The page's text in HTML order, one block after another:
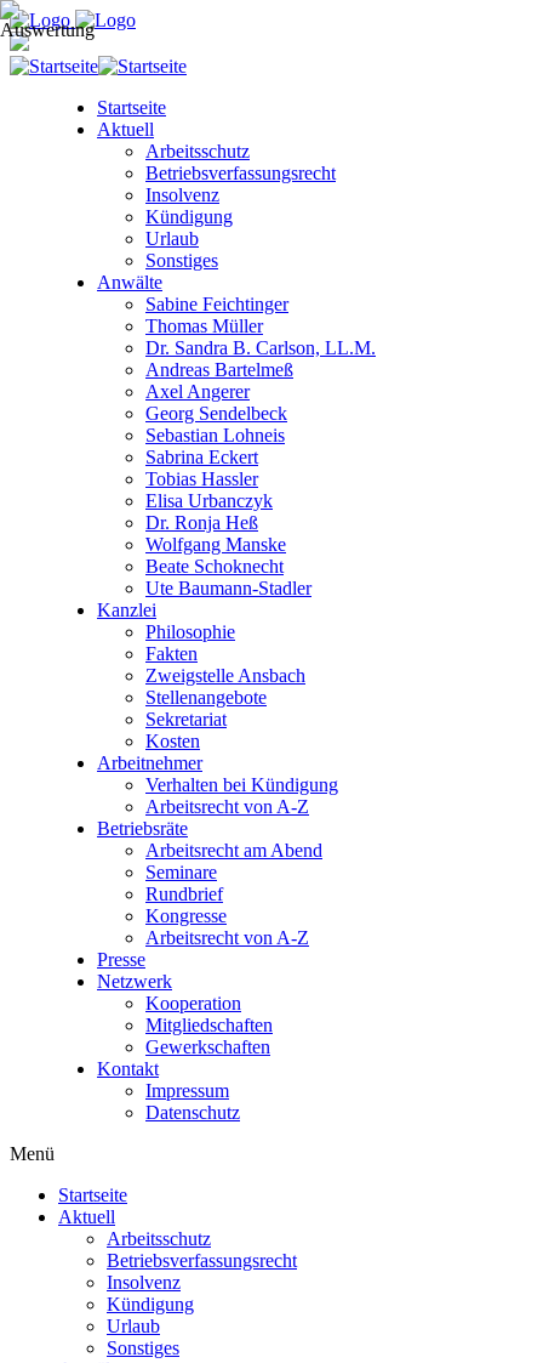
Startseite
Aktuell
Arbeitsschutz
Betriebsverfassungsrecht
Insolvenz
Kündigung
Urlaub
Sonstiges
Anwälte
Sabine Feichtinger
Thomas Müller
Dr. Sandra B. Carlson, LL.M.
Andreas Bartelmeß
Axel Angerer
Georg Sendelbeck
Sebastian Lohneis
Sabrina Eckert
Tobias Hassler
Elisa Urbanczyk
Dr. Ronja Heß
Wolfgang Manske
Beate Schoknecht
Ute Baumann-Stadler
Kanzlei
Philosophie
Fakten
Zweigstelle Ansbach
Stellenangebote
Sekretariat
Kosten
Arbeitnehmer
Verhalten bei Kündigung
Arbeitsrecht von A-Z
Betriebsräte
Arbeitsrecht am Abend
Seminare
Rundbrief
Kongresse
Arbeitsrecht von A-Z
Presse
Netzwerk
Kooperation
Mitgliedschaften
Gewerkschaften
Kontakt
Impressum
Datenschutz
Menü
Startseite
Aktuell
Arbeitsschutz
Betriebsverfassungsrecht
Insolvenz
Kündigung
Urlaub
Sonstiges